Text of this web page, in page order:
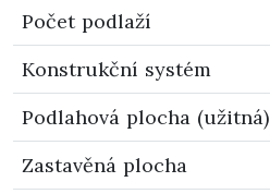
Počet podlaží
Konstrukční systém
Podlahová plocha (užitná)
Zastavěná plocha